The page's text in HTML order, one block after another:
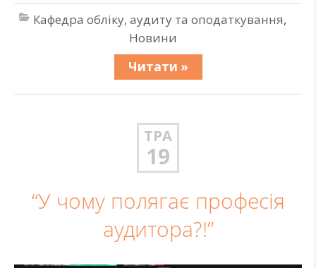
Кафедра обліку, аудиту та оподаткування,
Новини
Читати »
ТРА
19
“У чому полягає професія
аудитора?!”